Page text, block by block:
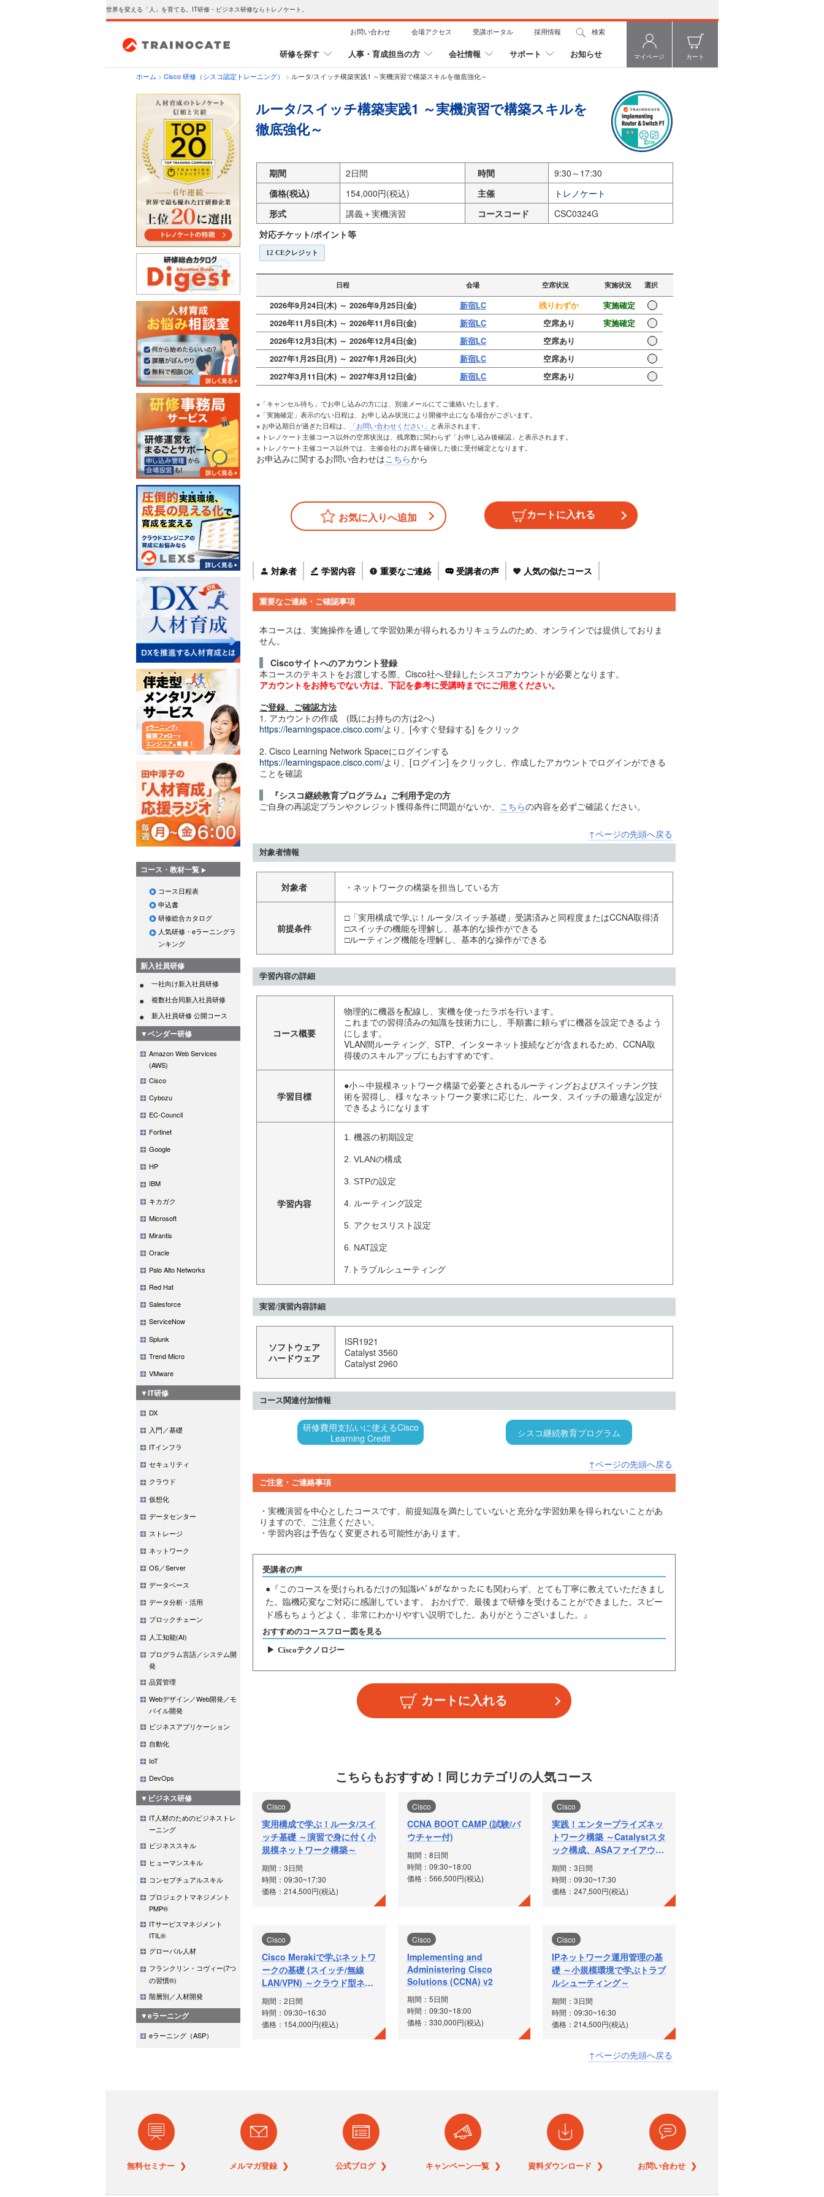
世界を変える「人」を育てる。IT研修・ビジネス研修ならトレノケート。
お問い合わせ 会場アクセス 受講ポータル 採用情報 検索
研修を探す 人事・育成担当の方 会社情報 サポート お知らせ マイページ カート
ホーム > Cisco 研修（シスコ認定トレーニング） > ルータ/スイッチ構築実践1 ～実機演習で構築スキルを徹底強化～
コース・教材一覧
コース日程表
申込書
研修総合カタログ
人気研修・eラーニングラ
ンキング
新入社員研修
一社向け新入社員研修
複数社合同新入社員研修
新入社員研修 公開コース
▼ベンダー研修
Amazon Web Services
(AWS)
Cisco
Cybozu
EC-Council
Fortinet
Google
HP
IBM
キカガク
Microsoft
Mirantis
Oracle
Palo Alto Networks
Red Hat
Salesforce
ServiceNow
Splunk
Trend Micro
VMware
▼IT研修
DX
入門／基礎
ITインフラ
セキュリティ
クラウド
仮想化
データセンター
ストレージ
ネットワーク
OS／Server
データベース
データ分析・活用
ブロックチェーン
人工知能(AI)
プログラム言語／システム開
発
品質管理
Webデザイン／Web開発／モ
バイル開発
ビジネスアプリケーション
自動化
IoT
DevOps
▼ビジネス研修
IT人材のためのビジネストレ
ーニング
ビジネススキル
ヒューマンスキル
コンセプチュアルスキル
プロジェクトマネジメント
PMP®
ITサービスマネジメント
ITIL®
グローバル人材
フランクリン・コヴィー(7つ
の習慣®)
階層別／人材開発
▼eラーニング
eラーニング（ASP）
ルータ/スイッチ構築実践1 ～実機演習で構築スキルを
徹底強化～
期間 2日間 時間
9:30～17:30
価格(税込)
154,000円(税込) 主催
トレノケート
形式
講義＋実機演習 コースコード
CSC0324G
対応チケット/ポイント等
12 CEクレジット
日程 会場 空席状況 実施状況 選択
2026年9月24日(木) ～ 2026年9月25日(金) 新宿LC 残りわずか
実施確定
2026年11月5日(木) ～ 2026年11月6日(金)
新宿LC 空席あり
実施確定
2026年12月3日(木) ～ 2026年12月4日(金)
新宿LC
空席あり
2027年1月25日(月) ～ 2027年1月26日(火)
新宿LC
空席あり
2027年3月11日(木) ～ 2027年3月12日(金)
新宿LC 空席あり
※「キャンセル待ち」でお申し込みの方には、別途メールにてご連絡いたします。
※「実施確定」表示のない日程は、お申し込み状況により開催中止になる場合がございます。
※ お申込期日が過ぎた日程は、
「お問い合わせください」 と表示されます。
※ トレノケート主催コース以外の空席状況は、残席数に関わらず「お申し込み後確認」と表示されます。
※ トレノケート主催コース以外では、主催会社のお席を確保した後に受付確定となります。
お申込みに関するお問い合わせはこちらから
お気に入りへ追加
対象者 学習内容 重要なご連絡 受講者の声 人気の似たコース
重要なご連絡・ご確認事項
本コースは、実施操作を通して学習効果が得られるカリキュラムのため、オンラインでは提供しておりま
せん。
Ciscoサイトへのアカウント登録
本コースのテキストをお渡しする際、Cisco社へ登録したシスコアカウントが必要となります。
アカウントをお持ちでない方は、下記を参考に受講時までにご用意ください。
ご登録、ご確認方法
1. アカウントの作成 (既にお持ちの方は2へ)
https://learningspace.cisco.com/より、[今すぐ登録する] をクリック
2. Cisco Learning Network Spaceにログインする
https://learningspace.cisco.com/より、[ログイン] をクリックし、作成したアカウントでログインができる
ことを確認
『シスコ継続教育プログラム』ご利用予定の方
ご自身の再認定プランやクレジット獲得条件に問題がないか、 こちらの内容を必ずご確認ください。
↑ページの先頭へ戻る
対象者情報
対象者 ・ネットワークの構築を担当している方
前提条件
□「実用構成で学ぶ！ルータ/スイッチ基礎」受講済みと同程度またはCCNA取得済
□スイッチの機能を理解し、基本的な操作ができる
□ルーティング機能を理解し、基本的な操作ができる
学習内容の詳細
コース概要
物理的に機器を配線し、実機を使ったラボを行います。
これまでの習得済みの知識を技術力にし、手順書に頼らずに機器を設定できるよう
にします。
VLAN間ルーティング、STP、インターネット接続などが含まれるため、CCNA取
得後のスキルアップにもおすすめです。
学習目標
●小～中規模ネットワーク構築で必要とされるルーティングおよびスイッチング技
術を習得し、様々なネットワーク要求に応じた、ルータ、スイッチの最適な設定が
できるようになります
学習内容
1. 機器の初期設定
2. VLANの構成
3. STPの設定
4. ルーティング設定
5. アクセスリスト設定
6. NAT設定
7.トラブルシューティング
実習/演習内容詳細
ソフトウェア
ハードウェア
ISR1921
Catalyst 3560
Catalyst 2960
コース関連付加情報
研修費用支払いに使えるCisco
Learning Credit
シスコ継続教育プログラム
↑ページの先頭へ戻る
ご注意・ご連絡事項
・実機演習を中心としたコースです。前提知識を満たしていないと充分な学習効果を得られないことがあ
りますので、ご注意ください。
・学習内容は予告なく変更される可能性があります。
受講者の声
●『このコースを受けられるだけの知識ﾚﾍﾞﾙがなかったにも関わらず、とても丁寧に教えていただきまし
た。臨機応変なご対応に感謝しています。 おかげで、最後まで研修を受けることができました。スピー
ド感もちょうどよく、非常にわかりやすい説明でした。ありがとうございました。』
おすすめのコースフロー図を見る
Ciscoテクノロジー
こちらもおすすめ！ 同じカテゴリの人気コース
Cisco
実用構成で学ぶ！ルータ/スイ
ッチ基礎 ～演習で身に付く小
規模ネットワーク構築～
期間：3日間
時間：09:30~17:30
価格：214,500円(税込)
Cisco
CCNA BOOT CAMP (試験/バ
ウチャー付)
期間：8日間
時間：09:30~18:00
価格：566,500円(税込)
Cisco
実践！エンタープライズネッ
トワーク構築 ～Catalystスタ
ック構成、ASAファイアウォ
ール、IP-VPN接続、BGP、
IP SLA～
期間：3日間
時間：09:30~17:30
価格：247,500円(税込)
Cisco
Cisco Merakiで学ぶネットワ
ークの基礎 (スイッチ/無線
LAN/VPN) ～クラウド型ネッ
トワーク管理の基本～
期間：2日間
時間：09:30~16:30
価格：154,000円(税込)
Cisco
Implementing and
Administering Cisco
Solutions (CCNA) v2
期間：5日間
時間：09:30~18:00
価格：330,000円(税込)
Cisco
IPネットワーク運用管理の基
礎 ～小規模環境で学ぶトラブ
ルシューティング～
期間：3日間
時間：09:30~16:30
価格：214,500円(税込)
↑ページの先頭へ戻る
無料セミナー ❯ メルマガ登録 ❯ 公式ブログ ❯ キャンペーン一覧 ❯ 資料ダウンロード ❯ お問い合わせ ❯